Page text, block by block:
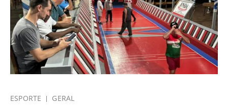
ESPORTE GERAL